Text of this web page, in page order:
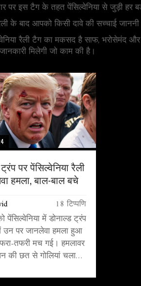
पर इस टैग के तहत पेंसिल्वेनिया से जुड़ी
के बाद आपको किसी दावे की सच्चाई
रैली टैग का मकसद है साफ, भरोसेमंद
मिलेगी जो काम की है।
पर पेंसिल्वेनिया रैली
हमला, बाल-बाल बचे
18 टिप्पणि
पेंसिल्वेनिया में डोनाल्ड ट्रंप
उन पर जानलेवा हमला हुआ
तफरी मच गई। हमलावर
की छत से गोलियां चलाईं,
और एक महिला घायल हो